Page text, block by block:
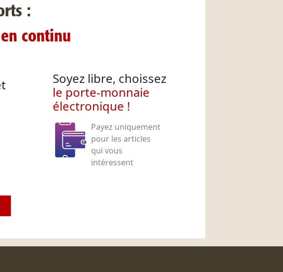
:
continu
Soyez libre, choissez
le porte-monnaie
électronique !
Payez uniquement
pour les articles
qui vous
intéressent